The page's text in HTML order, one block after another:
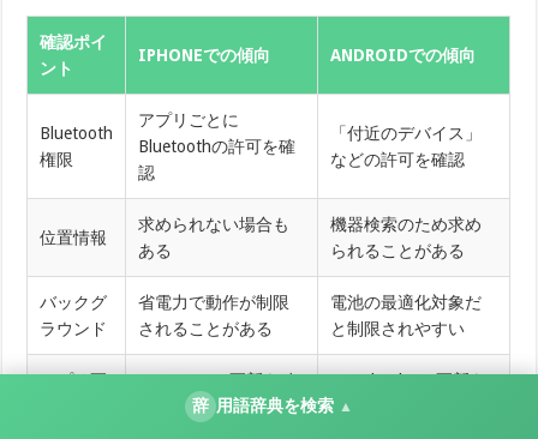
確認ポイ
ント
IPHONEでの傾向 ANDROIDでの傾向
Bluetooth
権限
アプリごとに
Bluetoothの許可を確
認
「付近のデバイス」
などの許可を確認
位置情報
求められない場合も
ある
機器検索のため求め
られることがある
バックグ
ラウンド
省電力で動作が制限
されることがある
電池の最適化対象だ
と制限されやすい
アプリ更
App Storeで更新を確
Google Playで更新を
確認
辞 用語辞典を検索 ▲